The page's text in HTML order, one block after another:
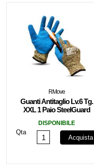
RMove
Guanti Antitaglio Lv.6 Tg.
XXL 1 Paio SteelGuard
DISPONIBILE
Qta
Acquista